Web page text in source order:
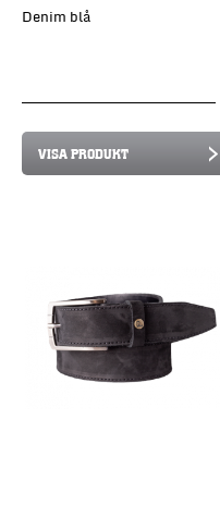
Denim blå
VISA PRODUKT